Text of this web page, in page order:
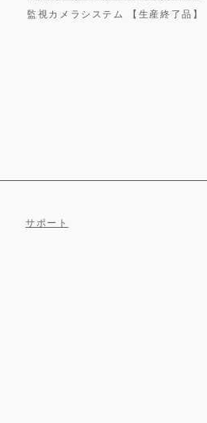
監視カメラシステム 【生産終了品】
サポート